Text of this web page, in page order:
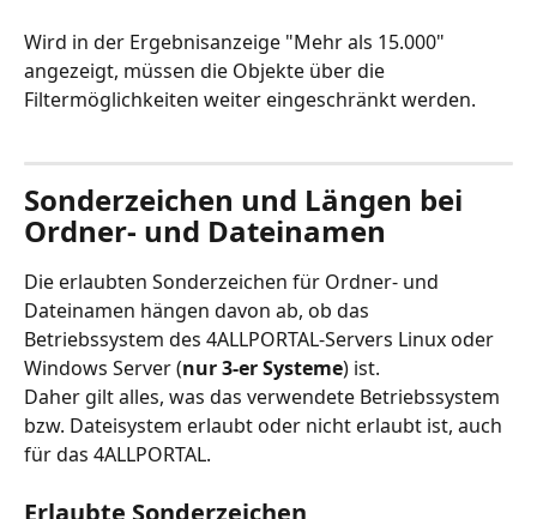
Wird in der Ergebnisanzeige "Mehr als 15.000"
angezeigt, müssen die Objekte über die
Filtermöglichkeiten weiter eingeschränkt werden.
Sonderzeichen und Längen bei
Ordner- und Dateinamen
Die erlaubten Sonderzeichen für Ordner- und
Dateinamen hängen davon ab, ob das
Betriebssystem des 4ALLPORTAL-Servers Linux oder
Windows Server (nur 3-er Systeme) ist.
Daher gilt alles, was das verwendete Betriebssystem
bzw. Dateisystem erlaubt oder nicht erlaubt ist, auch
für das 4ALLPORTAL.